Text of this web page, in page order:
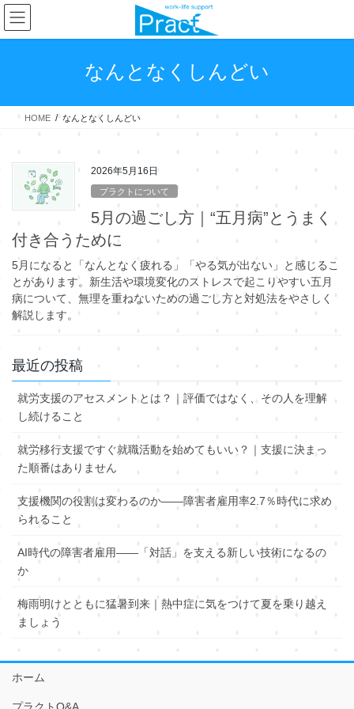
コ
ン
テ
ス
ナ
ビ
ゲ
ン
なんとなくしんどい
HOME なんとなくしんどい
2026年5月16日
プラクトについて
5月の過ごし方｜“五月病”とうまく
付き合うために
5月になると「なんとなく疲れる」「やる気が出ない」と感じるこ
とがあります。新生活や環境変化のストレスで起こりやすい五月
病について、無理を重ねないための過ごし方と対処法をやさしく
解説します。
最近の投稿
就労支援のアセスメントとは？｜評価ではなく、その人を理解
し続けること
就労移行支援ですぐ就職活動を始めてもいい？｜支援に決まっ
た順番はありません
支援機関の役割は変わるのか――障害者雇用率2.7％時代に求め
られること
AI時代の障害者雇用――「対話」を支える新しい技術になるの
か
梅雨明けとともに猛暑到来｜熱中症に気をつけて夏を乗り越え
ましょう
ホーム